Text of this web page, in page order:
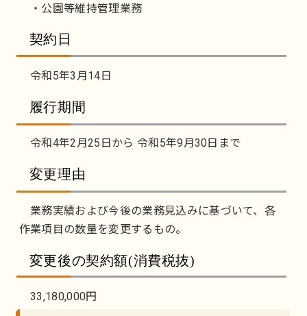
・公園等維持管理業務
契約日
令和5年3月14日
履行期間
令和4年2月25日から 令和5年9月30日まで
変更理由
業務実績および今後の業務見込みに基づいて、各
作業項目の数量を変更するもの。
変更後の契約額(消費税抜)
33,180,000円